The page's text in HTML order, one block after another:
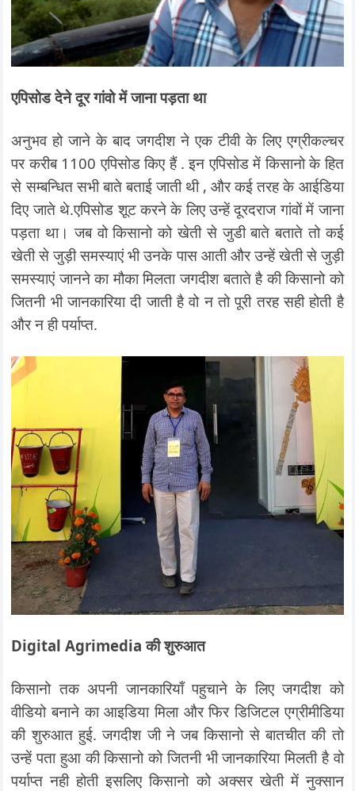
एपिसोड देने दूर गांवो में जाना पड़ता था
अनुभव हो जाने के बाद जगदीश ने एक टीवी के लिए एग्रीकल्चर
पर करीब 1100 एपिसोड किए हैं . इन एपिसोड में किसानो के हित
से सम्बन्धित सभी बाते बताई जाती थी , और कई तरह के आईडिया
दिए जाते थे.एपिसोड शूट करने के लिए उन्हें दूरदराज गांवों में जाना
पड़ता था। जब वो किसानो को खेती से जुडी बाते बताते तो कई
खेती से जुड़ी समस्याएं भी उनके पास आती और उन्हें खेती से जुड़ी
समस्याएं जानने का मौका मिलता जगदीश बताते है की किसानो को
जितनी भी जानकारिया दी जाती है वो न तो पूरी तरह सही होती है
और न ही पर्याप्त.
Digital Agrimedia की शुरुआत
किसानो तक अपनी जानकारियाँ पहुचाने के लिए जगदीश को
वीडियो बनाने का आइडिया मिला और फिर डिजिटल एग्रीमीडिया
की शुरुआत हुई. जगदीश जी ने जब किसानो से बातचीत की तो
उन्हें पता हुआ की किसानो को जितनी भी जानकारिया मिलती है वो
पर्याप्त नही होती इसलिए किसानो को अक्सर खेती में नुक्सान